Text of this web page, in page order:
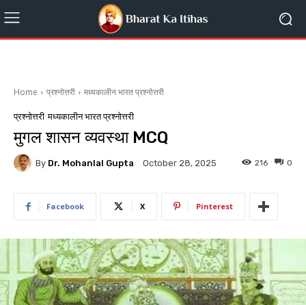
Home प्रश्नोत्तरी मध्यकालीन भारत प्रश्नोत्तरी
प्रश्नोत्तरी मध्यकालीन भारत प्रश्नोत्तरी
मुगल शासन व्यवस्था MCQ
By Dr. Mohanlal Gupta October 28, 2025 0
216
Facebook X Pinterest